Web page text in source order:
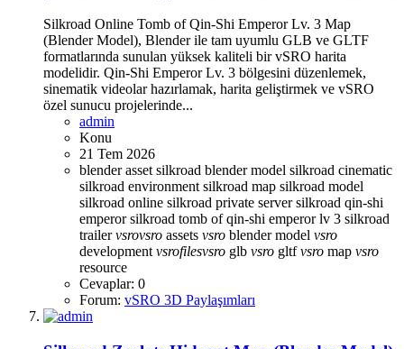
Silkroad Online Tomb of Qin-Shi Emperor Lv. 3 Map
(Blender Model), Blender ile tam uyumlu GLB ve GLTF
formatlarında sunulan yüksek kaliteli bir vSRO harita
modelidir. Qin-Shi Emperor Lv. 3 bölgesini düzenlemek,
sinematik videolar hazırlamak, harita geliştirmek ve vSRO
özel sunucu projelerinde...
admin
Konu
21 Tem 2026
blender asset silkroad blender model silkroad cinematic
silkroad environment silkroad map silkroad model
silkroad online silkroad private serversilkroad qin-shi
emperorsilkroad tomb of qin-shi emperor lv 3 silkroad
trailervsrovsro assets vsro blender model vsro
development vsrofilesvsro glb vsro gltfvsro map vsro
resource
Cevaplar: 0
Forum: vSRO 3D Paylaşımları